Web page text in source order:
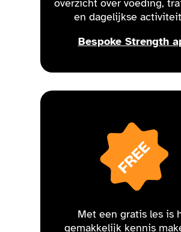
overzicht over voeding,
en dagelijkse
Bespoke Strength
Met een gratis les is
gemakkelijk kennis